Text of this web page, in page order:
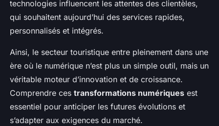
technologies influencent les attentes des clientèles,
qui souhaitent aujourd’hui des services rapides,
personnalisés et intégrés.
Ainsi, le secteur touristique entre pleinement dans une
ère où le numérique n’est plus un simple outil, mais un
véritable moteur d’innovation et de croissance.
Comprendre ces transformations numériques est
essentiel pour anticiper les futures évolutions et
s’adapter aux exigences du marché.